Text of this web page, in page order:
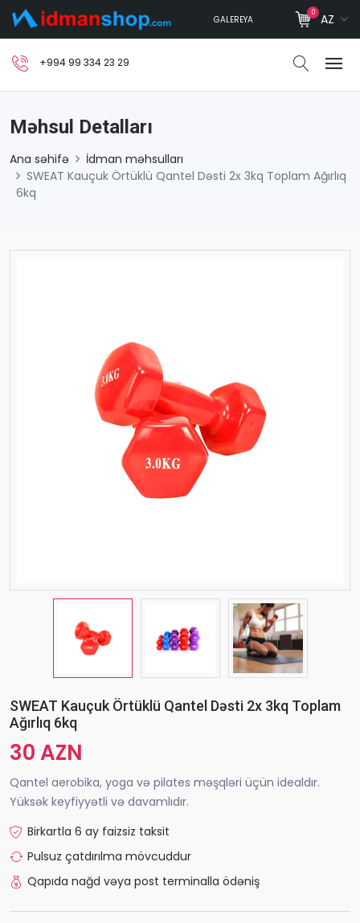
GALEREYA
0 AZ
+994 99 334 23 29
Məhsul Detalları
Ana səhifə
İdman məhsulları
SWEAT Kauçuk Örtüklü Qantel Dəsti 2x 3kq Toplam Ağırlıq
6kq
SWEAT Kauçuk Örtüklü Qantel Dəsti 2x 3kq Toplam
Ağırlıq 6kq
30 AZN
Qantel aerobika, yoga və pilates məşqləri üçün idealdır.
Yüksək keyfiyyətli və davamlıdır.
Birkartla 6 ay faizsiz taksit
Pulsuz çatdırılma mövcuddur
Qapıda nağd vəya post terminalla ödəniş